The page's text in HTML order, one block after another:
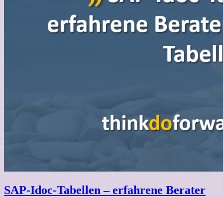
SAP-Idoc-Tabellen – erfahrene Berater